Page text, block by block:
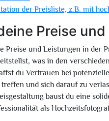
der Preisliste, z.B. mit
Preise
Preise und Leistungen in der
was in den
du Vertrauen bei
und sich darauf zu
baust du eine
als